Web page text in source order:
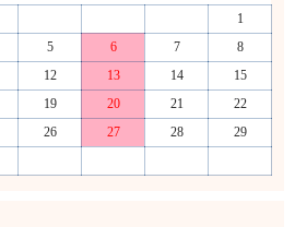
1
5 6 7
8
12 13 14
15
19 20 21
22
26 27 28
29